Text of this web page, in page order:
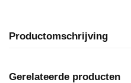
Productomschrijving
Gerelateerde producten